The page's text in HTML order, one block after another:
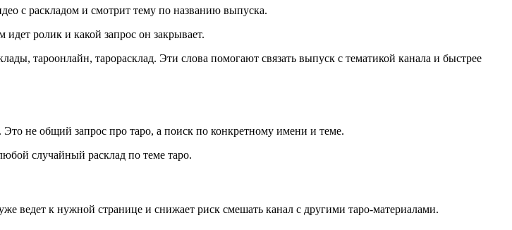
с раскладом и смотрит тему по названию выпуска.
ролик и какой запрос он закрывает.
тароонлайн, тарорасклад. Эти слова помогают связать выпуск с тематикой канала и быстрее
не общий запрос про таро, а поиск по конкретному имени и теме.
случайный расклад по теме таро.
ведет к нужной странице и снижает риск смешать канал с другими таро-материалами.